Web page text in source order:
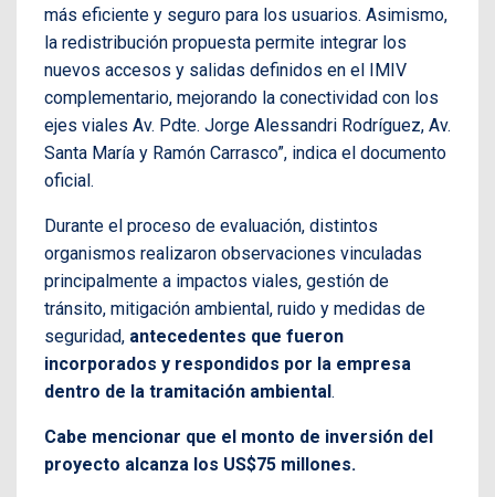
más eficiente y seguro para los usuarios. Asimismo,
la redistribución propuesta permite integrar los
nuevos accesos y salidas definidos en el IMIV
complementario, mejorando la conectividad con los
ejes viales Av. Pdte. Jorge Alessandri Rodríguez, Av.
Santa María y Ramón Carrasco”, indica el documento
oficial.
Durante el proceso de evaluación, distintos
organismos realizaron observaciones vinculadas
principalmente a impactos viales, gestión de
tránsito, mitigación ambiental, ruido y medidas de
seguridad, antecedentes que fueron
incorporados y respondidos por la empresa
dentro de la tramitación ambiental.
Cabe mencionar que el monto de inversión del
proyecto alcanza los US$75 millones.